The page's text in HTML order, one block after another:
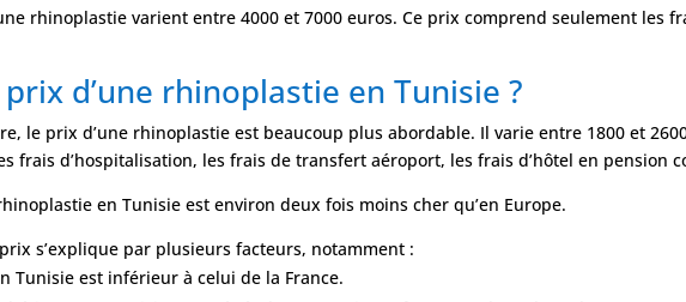
rhinoplastie varient entre 4000 et 7000 euros. Ce prix comprend seulement les
d’une rhinoplastie en Tunisie ?
le prix d’une rhinoplastie est beaucoup plus abordable. Il varie entre 1800 et
frais d’hospitalisation, les frais de transfert aéroport, les frais d’hôtel en pension
en Tunisie est environ deux fois moins cher qu’en Europe.
s’explique par plusieurs facteurs, notamment :
Tunisie est inférieur à celui de la France.